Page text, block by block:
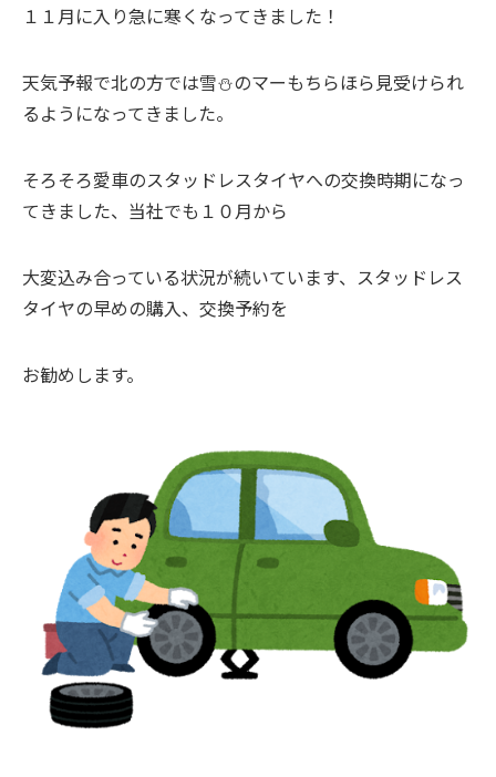
１１月に入り急に寒くなってきました！
天気予報で北の方では雪⛄のマーもちらほら見受けられ
るようになってきました。
そろそろ愛車のスタッドレスタイヤへの交換時期になっ
てきました、当社でも１０月から
大変込み合っている状況が続いています、スタッドレス
タイヤの早めの購入、交換予約を
お勧めします。